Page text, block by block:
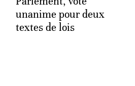
unanime pour deux
textes de lois